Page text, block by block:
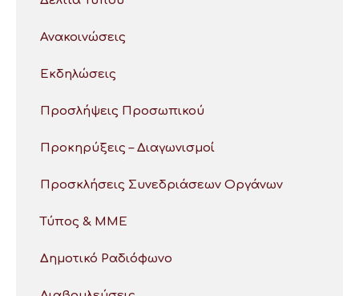
Ανακοινώσεις
Εκδηλώσεις
Προσλήψεις Προσωπικού
Προκηρύξεις – Διαγωνισμοί
Προσκλήσεις Συνεδριάσεων Οργάνων
Τύπος & ΜΜΕ
Δημοτικό Ραδιόφωνο